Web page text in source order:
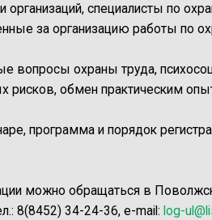
организаций, специалисты по
за организацию работы по
вопросы охраны труда,
рисков, обмен практическим
программа и порядок
можно обращаться в
8(8452) 34-24-36, e-mail: log-